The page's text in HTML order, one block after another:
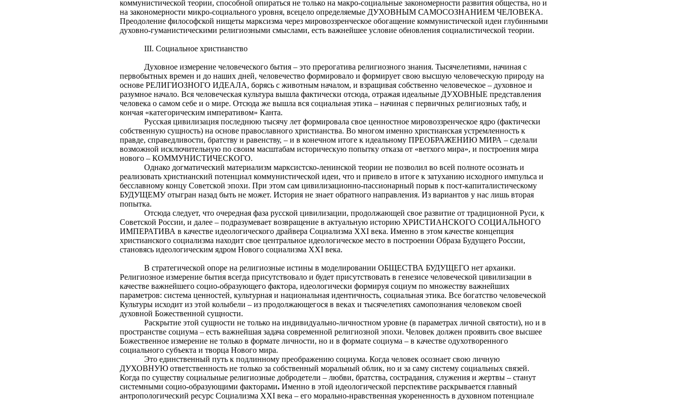
коммунистической теории, способной опираться не только на макро-социальные закономерности развития общества, но и
на закономерности микро-социального уровня, всецело определяемые ДУХОВНЫМ САМОСОЗНАНИЕМ ЧЕЛОВЕКА.
Преодоление философской нищеты марксизма через мировоззренческое обогащение коммунистической идеи глубинными
духовно-гуманистическими религиозными смыслами, есть важнейшее условие обновления социалистической теории.
III. Социальное христианство
Духовное измерение человеческого бытия – это прерогатива религиозного знания. Тысячелетиями, начиная с
первобытных времен и до наших дней, человечество формировало и формирует свою высшую человеческую природу на
основе РЕЛИГИОЗНОГО ИДЕАЛА, борясь с животным началом, и взращивая собственно человеческое – духовное и
разумное начало. Вся человеческая культура вышла фактически отсюда, отражая идеальные ДУХОВНЫЕ представления
человека о самом себе и о мире. Отсюда же вышла вся социальная этика – начиная с первичных религиозных табу, и
кончая «категорическим императивом» Канта.
Русская цивилизация последнюю тысячу лет формировала свое ценностное мировоззренческое ядро (фактически
собственную сущность) на основе православного христианства. Во многом именно христианская устремленность к
правде, справедливости, братству и равенству, – и в конечном итоге к идеальному ПРЕОБРАЖЕНИЮ МИРА – сделали
возможной исключительную по своим масштабам историческую попытку отказа от «ветхого мира», и построения мира
нового – КОММУНИСТИЧЕСКОГО.
Однако догматический материализм марксистско-ленинской теории не позволил во всей полноте осознать и
реализовать христианский потенциал коммунистической идеи, что и привело в итоге к затуханию исходного импульса и
бесславному концу Советской эпохи. При этом сам цивилизационно-пассионарный порыв к пост-капиталистическому
БУДУЩЕМУ отыгран назад быть не может. История не знает обратного направления. Из вариантов у нас лишь вторая
попытка.
Отсюда следует, что очередная фаза русской цивилизации, продолжающей свое развитие от традиционной Руси, к
Советской России, и далее – подразумевает возвращение в актуальную историю ХРИСТИАНСКОГО СОЦИАЛЬНОГО
ИМПЕРАТИВА в качестве идеологического драйвера Социализма XXI века. Именно в этом качестве концепция
христианского социализма находит свое центральное идеологическое место в построении Образа Будущего России,
становясь идеологическим ядром Нового социализма XXI века.
В стратегической опоре на религиозные истины в моделировании ОБЩЕСТВА БУДУЩЕГО нет архаики.
Религиозное измерение бытия всегда присутствовало и будет присутствовать в генезисе человеческой цивилизации в
качестве важнейшего социо-образующего фактора, идеологически формируя социум по множеству важнейших
параметров: система ценностей, культурная и национальная идентичность, социальная этика. Все богатство человеческой
Культуры исходит из этой колыбели – из продолжающегося в веках и тысячелетиях самопознания человеком своей
духовной Божественной сущности.
Раскрытие этой сущности не только на индивидуально-личностном уровне (в параметрах личной святости), но и в
пространстве социума – есть важнейшая задача современной религиозной эпохи. Человек должен проявить свое высшее
Божественное измерение не только в формате личности, но и в формате социума – в качестве одухотворенного
социального субъекта и творца Нового мира.
Это единственный путь к подлинному преображению социума. Когда человек осознает свою личную
ДУХОВНУЮ ответственность не только за собственный моральный облик, но и за саму систему социальных связей.
Когда по существу социальные религиозные добродетели – любви, братства, сострадания, служения и жертвы – станут
системными социо-образующими факторами. Именно в этой идеологической перспективе раскрывается главный
антропологический ресурс Социализма XXI века – его морально-нравственная укорененность в духовном потенциале